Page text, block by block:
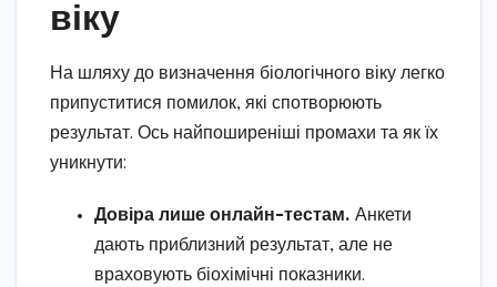
віку
На шляху до визначення біологічного віку легко
припуститися помилок, які спотворюють
результат. Ось найпоширеніші промахи та як їх
уникнути:
Довіра лише онлайн-тестам. Анкети
дають приблизний результат, але не
враховують біохімічні показники.